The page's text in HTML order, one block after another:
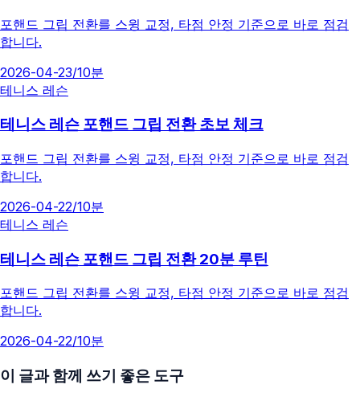
포핸드 그립 전환를 스윙 교정, 타점 안정 기준으로 바로 점검
합니다.
2026-04-23/10분
테니스 레슨
테니스 레슨 포핸드 그립 전환 초보 체크
포핸드 그립 전환를 스윙 교정, 타점 안정 기준으로 바로 점검
합니다.
2026-04-22/10분
테니스 레슨
테니스 레슨 포핸드 그립 전환 20분 루틴
포핸드 그립 전환를 스윙 교정, 타점 안정 기준으로 바로 점검
합니다.
2026-04-22/10분
이 글과 함께 쓰기 좋은 도구